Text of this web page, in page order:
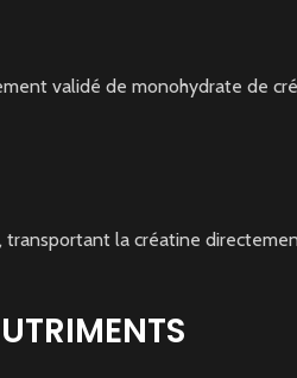
validé de monohydrate de
transportant la créatine